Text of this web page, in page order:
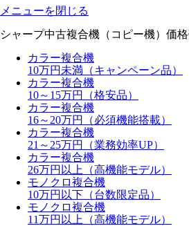
メニューを閉じる
シャープ中古複合機（コピー機） 価
カラー複合機
10万円未満（キャンペーン品）
カラー複合機
10～15万円（格安品）
カラー複合機
16～20万円（必須機能搭載）
カラー複合機
21～25万円（業務効率UP）
カラー複合機
26万円以上（高機能モデル）
モノクロ複合機
10万円以下（台数限定品）
モノクロ複合機
11万円以上（高機能モデル）